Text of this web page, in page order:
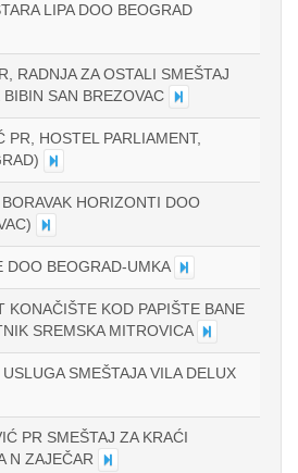
LIPA DOO BEOGRAD
RADNJA ZA OSTALI SMEŠTAJ
SAN BREZOVAC
PR, HOSTEL PARLIAMENT,
HORIZONTI DOO
DOO BEOGRAD-UMKA
KONAČIŠTE KOD PAPIŠTE BANE
SREMSKA MITROVICA
SMEŠTAJA VILA DELUX
PR SMEŠTAJ ZA KRAĆI
N ZAJEČAR